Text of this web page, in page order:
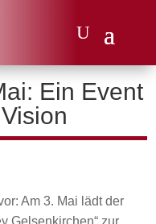
Ein Event
Am 3. Mai lädt der
Gelsenkirchen“ zur